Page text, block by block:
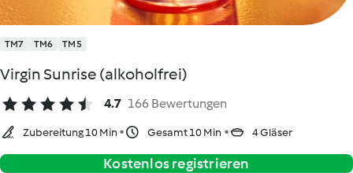
TM7 TM6 TM5
Virgin Sunrise (alkoholfrei)
4.7 166 Bewertungen
Zubereitung 10 Min Gesamt 10 Min 4 Gläser
Kostenlos registrieren